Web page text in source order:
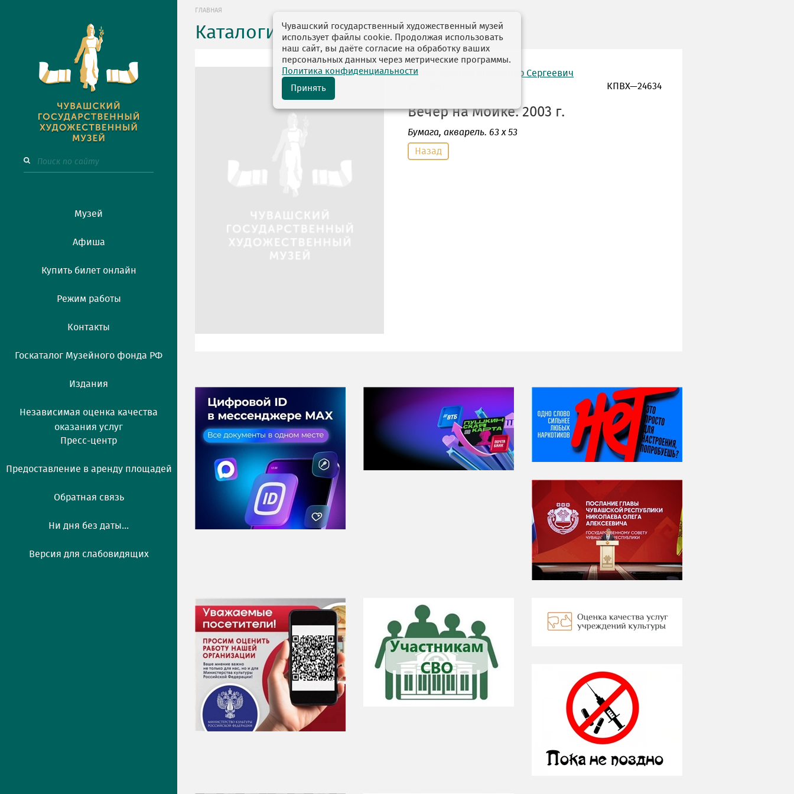
Музей
Афиша
Купить билет онлайн
Режим работы
Контакты
Госкаталог Музейного фонда РФ
Издания
Независимая оценка качества
оказания услуг
Пресс-центр
Предоставление в аренду площадей
Обратная связь
Ни дня без даты...
Версия для слабовидящих
ГЛАВНАЯ
Каталоги выставок
автор: Крылов Александр Сергеевич
КПВХ—24634
Вечер на Мойке. 2003 г.
Бумага, акварель. 63 х 53
Назад
НИ ДНЯ БЕЗ ДАТЫ...
08 августа
ВСЕМИРНЫЙ ДЕНЬ
КОШЕК
Чувашский государственный художественный музей
использует файлы cookie. Продолжая использовать
наш сайт, вы даёте согласие на обработку ваших
персональных данных через метрические программы.
Политика конфиденциальности
Принять